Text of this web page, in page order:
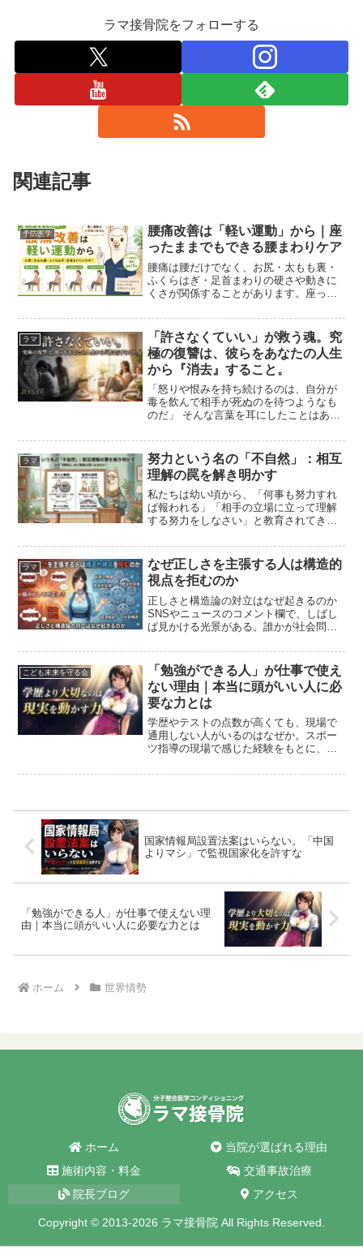
ラマ接骨院をフォローする
関連記事
予防医学
腰痛改善は「軽い運動」から｜座
ったままでもできる腰まわりケア
腰痛は腰だけでなく、お尻・太もも裏・
ふくらはぎ・足首まわりの硬さや動きに
くさが関係することがあります。座った
腰痛改善を目指しましょう。
ラマ
「許さなくていい」が救う魂。究
極の復讐は、彼らをあなたの人生
から『消去』すること。
「怒りや恨みを持ち続けるのは、自分が
毒を飲んで相手が死ぬのを待つようなも
のだ」 そんな言葉を耳にしたことはあり
な教えでは、決まってこう言われます。
「相手を許しましょう。それがあなたの
心の平安に繋がります...
ラマ
努力という名の「不自然」：相互
理解の罠を解き明かす
私たちは幼い頃から、「何事も努力すれ
ば報われる」「相手の立場に立って理解
する努力をしなさい」と教育されてきま
この「努力」というギアを入れすぎる
と、関係性は思わぬ方向へと歪んでいき
ます。なぜなら、「努力」の...
ラマ
なぜ正しさを主張する人は構造的
視点を拒むのか
正しさと構造論の対立はなぜ起きるのか
SNSやニュースのコメント欄で、しばし
ば見かける光景がある。誰かが社会問題
景」を語り始めると、「それは言い訳
だ」「結局は個人の責任でしょ」と反発
する声が上がる。この反発は...
こども未来を守る会
「勉強ができる人」が仕事で使え
ない理由｜本当に頭がいい人に必
要な力とは
学歴やテストの点数が高くても、現場で
通用しない人がいるのはなぜか。スポー
ツ指導の現場で感じた経験をもとに、知
要性について解説します。
国家情報局設置法案はいらない。「中国
よりマシ」で監視国家化を許すな
「勉強ができる人」が仕事で使えない理
由｜本当に頭がいい人に必要な力とは
ホーム 世界情勢
ホーム
当院が選ばれる理由
施術内容・料金
交通事故治療
院長ブログ
アクセス
Copyright © 2013-2026 ラマ接骨院 All Rights Reserved.